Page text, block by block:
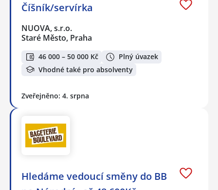
Číšník/servírka
NUOVA, s.r.o.
Staré Město, Praha
46 000 – 50 000 Kč
Plný úvazek
Vhodné také pro absolventy
Zveřejněno: 4. srpna
Hledáme vedoucí směny do BB